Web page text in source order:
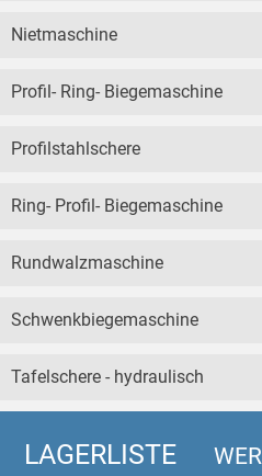
Nietmaschine
Profil- Ring- Biegemaschine
Profilstahlschere
Ring- Profil- Biegemaschine
Rundwalzmaschine
Schwenkbiegemaschine
Tafelschere - hydraulisch
LAGERLISTE